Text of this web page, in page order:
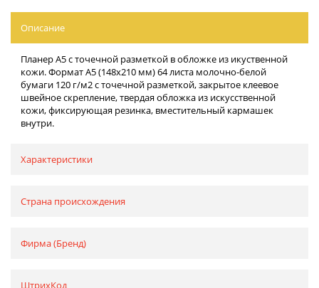
Описание
Планер А5 с точечной разметкой в обложке из икуственной
кожи. Формат А5 (148х210 мм) 64 листа молочно-белой
бумаги 120 г/м2 с точечной разметкой, закрытое клеевое
швейное скрепление, твердая обложка из искусственной
кожи, фиксирующая резинка, вместительный кармашек
внутри.
Характеристики
Страна происхождения
Фирма (Бренд)
ШтрихКод